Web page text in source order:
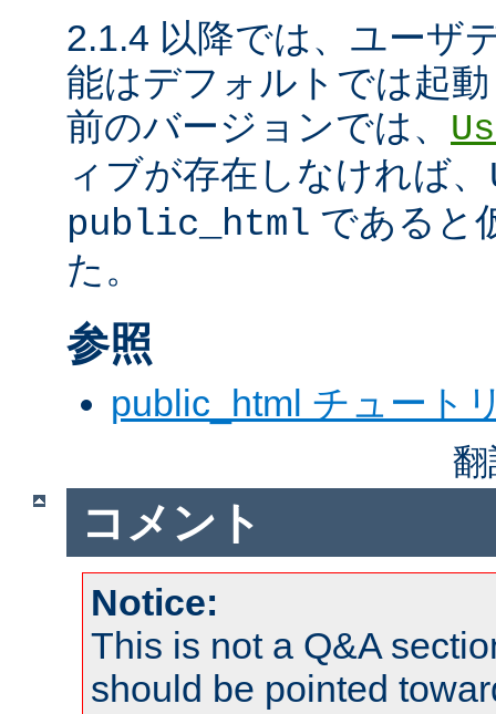
2.1.4 以降では、ユーザ
能はデフォルトでは起
前のバージョンでは、
ィブが存在しなければ、
public_html であると
た。
参照
public_html チュート
コメント
Notice:
This is not a Q&A
should be pointed